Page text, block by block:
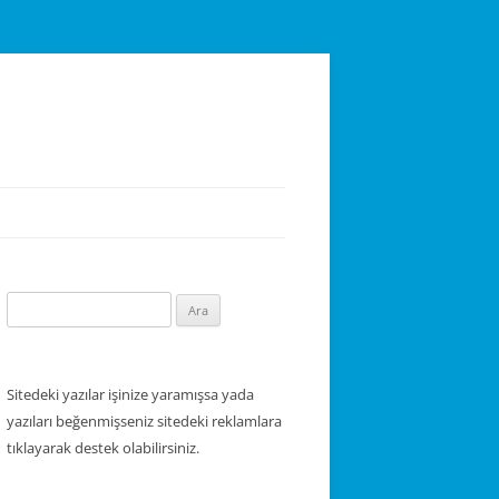
Sitedeki yazılar işinize yaramışsa yada
yazıları beğenmişseniz sitedeki reklamlara
tıklayarak destek olabilirsiniz.